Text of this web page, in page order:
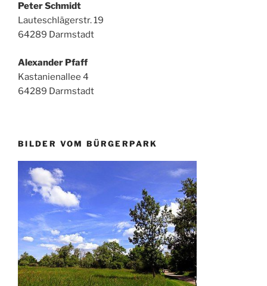
Peter Schmidt
Lauteschlägerstr. 19
64289 Darmstadt
Alexander Pfaff
Kastanienallee 4
64289 Darmstadt
BILDER VOM BÜRGERPARK